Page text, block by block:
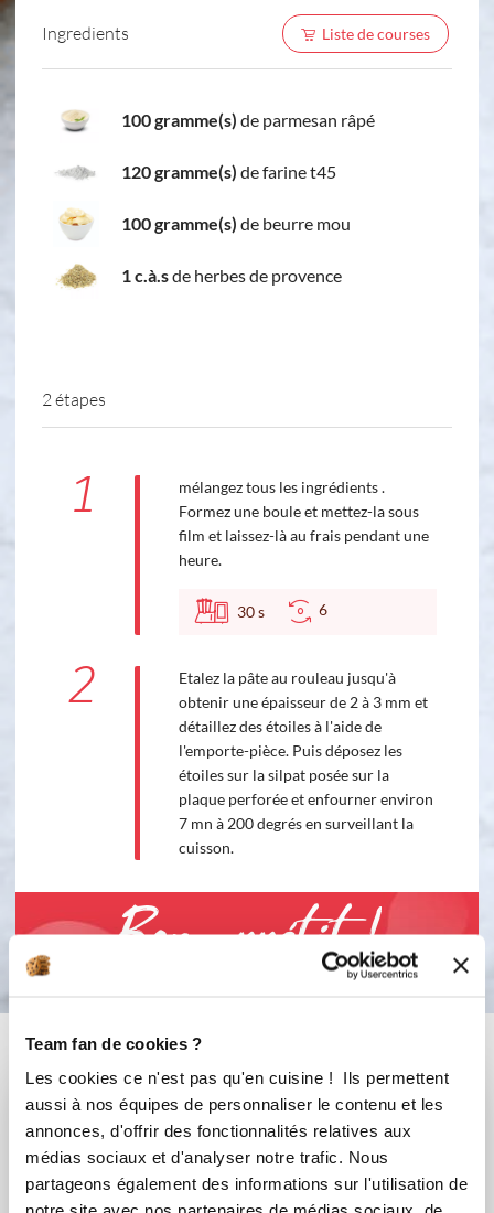
Team fan de cookies ?
Les cookies ce n'est pas qu'en cuisine ! Ils permettent
aussi à nos équipes de personnaliser le contenu et les
annonces, d'offrir des fonctionnalités relatives aux
médias sociaux et d'analyser notre trafic. Nous
partageons également des informations sur l'utilisation de
Ingredients Liste de courses
100 gramme(s) de parmesan râpé
120 gramme(s) de farine t45
100 gramme(s) de beurre mou
1 c.à.sde herbes de provence
2 étapes
1
mélangez tous les ingrédients .
Formez une boule et mettez-la sous
film et laissez-là au frais pendant une
heure.
30s 6
2
Etalez la pâte au rouleau jusqu'à
obtenir une épaisseur de 2 à 3 mm et
détaillez des étoiles à l'aide de
l'emporte-pièce. Puis déposez les
étoiles sur la silpat posée sur la
plaque perforée et enfourner environ
7 mn à 200 degrés en surveillant la
cuisson.
Bon appétit !
Vous aimerez aussi ...